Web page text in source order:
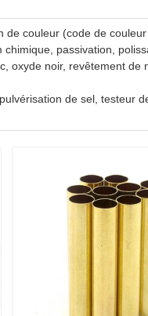
de couleur (code de
passivation,
oxyde noir, revêtement de
de sel, testeur